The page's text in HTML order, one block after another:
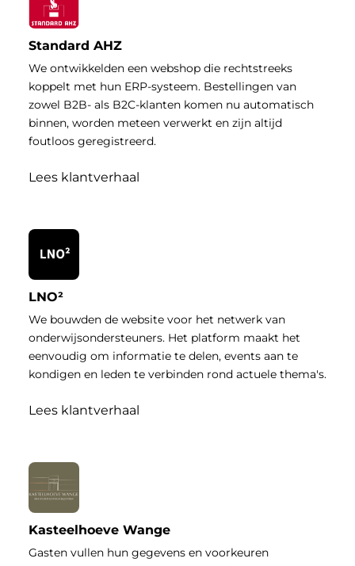
Standard AHZ
We ontwikkelden een webshop die rechtstreeks
koppelt met hun ERP-systeem. Bestellingen van
zowel B2B- als B2C-klanten komen nu automatisch
binnen, worden meteen verwerkt en zijn altijd
foutloos geregistreerd.
Lees klantverhaal
LNO²
We bouwden de website voor het netwerk van
onderwijsondersteuners. Het platform maakt het
eenvoudig om informatie te delen, events aan te
kondigen en leden te verbinden rond actuele thema's.
Lees klantverhaal
Kasteelhoeve Wange
Gasten vullen hun gegevens en voorkeuren